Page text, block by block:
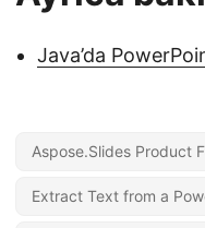
Java’da
Aspose.Slides Product
Extract Text from a